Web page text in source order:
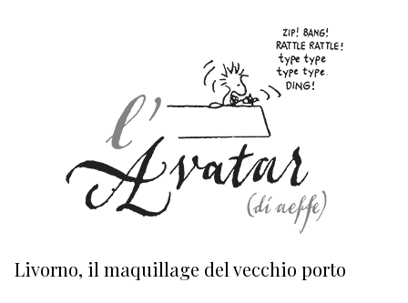
Livorno, il maquillage del vecchio porto